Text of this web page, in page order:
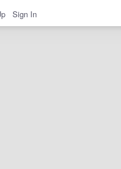
Sign In